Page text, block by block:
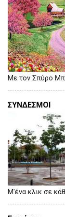
Με τον Σπύρο
ΣΥΝΔΕΣΜΟΙ
Μ'ένα κλικ σε